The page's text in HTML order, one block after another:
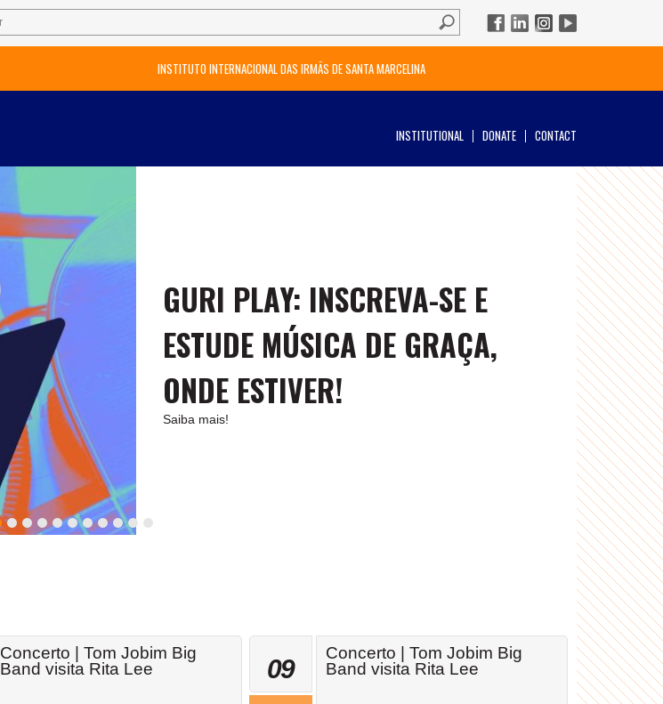
INSTITUTO INTERNACIONAL DAS IRMÃS DE SANTA MARCELINA
INSTITUTIONAL DONATE CONTACT
GURI PLAY: INSCREVA-SE E
ESTUDE MÚSICA DE GRAÇA,
ONDE ESTIVER!
Saiba mais!
Concerto | Tom Jobim Big
Band visita Rita Lee
09
Concerto | Tom Jobim Big
Band visita Rita Lee